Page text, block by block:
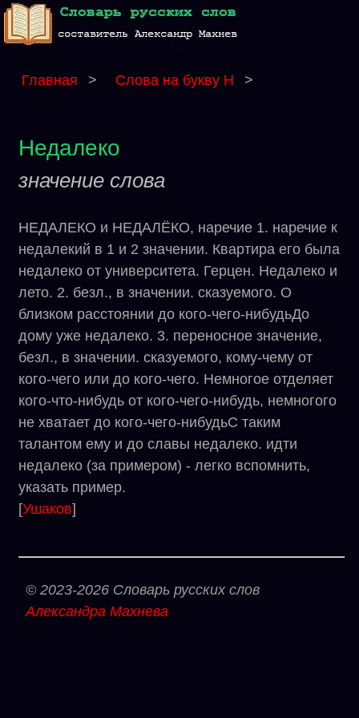
Главная > Слова на букву Н >
Недалеко
значение слова
НЕДАЛЕКО и НЕДАЛЁКО, наречие 1. наречие к
недалекий в 1 и 2 значении. Квартира его была
недалеко от университета. Герцен. Недалеко и
лето. 2. безл., в значении. сказуемого. О
близком расстоянии до кого-чего-нибудьДо
дому уже недалеко. 3. переносное значение,
безл., в значении. сказуемого, кому-чему от
кого-чего или до кого-чего. Немногое отделяет
кого-что-нибудь от кого-чего-нибудь, немногого
не хватает до кого-чего-нибудьС таким
талантом ему и до славы недалеко. идти
недалеко (за примером) - легко вспомнить,
указать пример.
[Ушаков]
© 2023-2026 Словарь русских слов
Александра Махнева